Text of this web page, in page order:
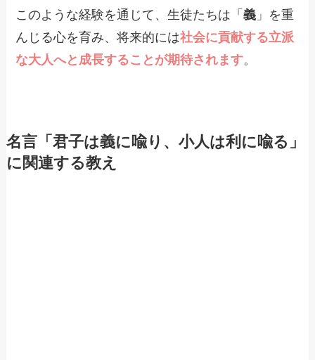
このような経験を通じて、生徒たちは「義 」を重
んじる心を育み、将来的には社会に貢献する立派
な大人へと成長することが期待されます。
名言「君子は義に喩り、小人は利に喩る」
に関連する教え